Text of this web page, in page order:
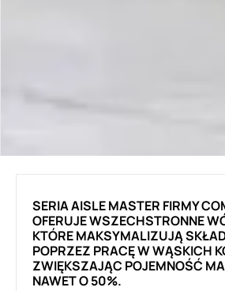
SERIA AISLE MASTER FIRMY
OFERUJE WSZECHSTRONNE
KTÓRE MAKSYMALIZUJĄ
POPRZEZ PRACĘ W WĄSKICH
ZWIĘKSZAJĄC POJEMNOŚĆ
NAWET O 50%.